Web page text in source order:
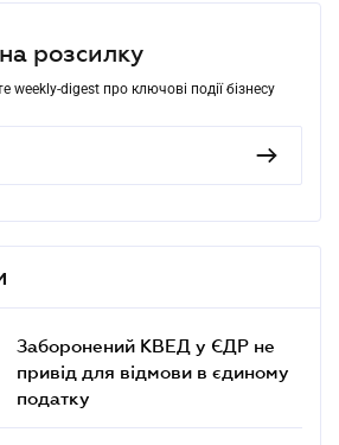
розсилку
weekly-digest про ключові події бізнесу
Заборонений КВЕД у ЄДР не
привід для відмови в єдиному
податку